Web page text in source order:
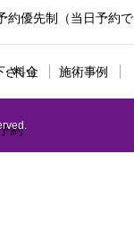
約優先制（当日予約で
い）
料金 施術事例
約